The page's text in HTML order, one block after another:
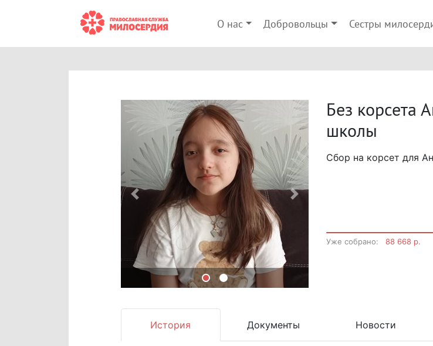
О нас Добровольцы Сестры
Previous Next
Без корсета
школы
Сбор на корсет для
Уже собрано: 88 668 р.
История Документы Новости